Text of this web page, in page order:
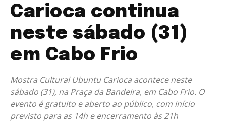
Carioca continua
neste sábado (31)
em Cabo Frio
Mostra Cultural Ubuntu Carioca acontece neste
sábado (31), na Praça da Bandeira, em Cabo Frio. O
evento é gratuito e aberto ao público, com início
previsto para as 14h e encerramento às 21h